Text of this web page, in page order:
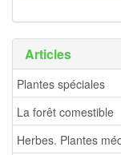
Articles
Plantes spéciales
La forêt comestible
Herbes. Plantes